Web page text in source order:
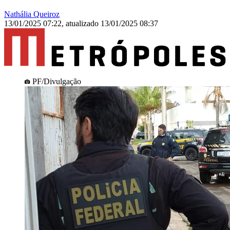
Nathália Queiroz
13/01/2025 07:22, atualizado 13/01/2025 08:37
PF/Divulgação